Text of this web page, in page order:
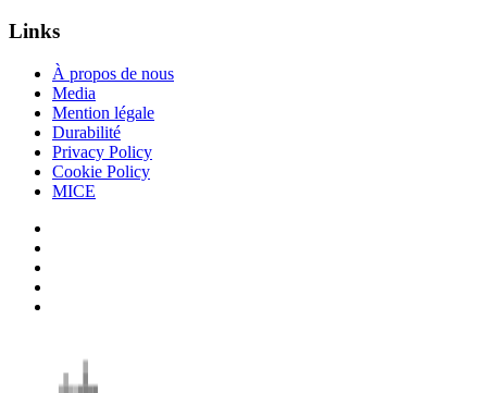
Links
À propos de nous
Media
Mention légale
Durabilité
Privacy Policy
Cookie Policy
MICE